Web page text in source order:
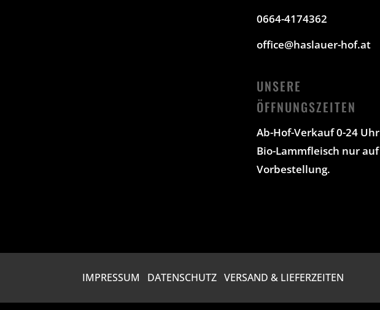
0664-4174362
office@haslauer-hof.at
UNSERE
ÖFFNUNGSZEITEN
Ab-Hof-Verkauf 0-24 Uhr
Bio-Lammfleisch nur auf
Vorbestellung.
IMPRESSUM DATENSCHUTZ VERSAND & LIEFERZEITEN